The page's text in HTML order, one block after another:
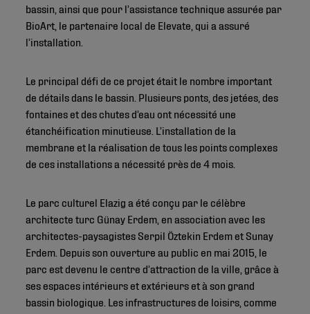
bassin, ainsi que pour l’assistance technique assurée par
BioArt, le partenaire local de Elevate, qui a assuré
l’installation.
Le principal défi de ce projet était le nombre important
de détails dans le bassin. Plusieurs ponts, des jetées, des
fontaines et des chutes d’eau ont nécessité une
étanchéification minutieuse. L’installation de la
membrane et la réalisation de tous les points complexes
de ces installations a nécessité près de 4 mois.
Le parc culturel Elazig a été conçu par le célèbre
architecte turc Günay Erdem, en association avec les
architectes-paysagistes Serpil Öztekin Erdem et Sunay
Erdem. Depuis son ouverture au public en mai 2015, le
parc est devenu le centre d’attraction de la ville, grâce à
ses espaces intérieurs et extérieurs et à son grand
bassin biologique. Les infrastructures de loisirs, comme